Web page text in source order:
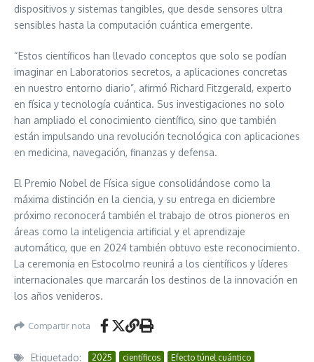
dispositivos y sistemas tangibles, que desde sensores ultra
sensibles hasta la computación cuántica emergente.
“Estos científicos han llevado conceptos que solo se podían
imaginar en Laboratorios secretos, a aplicaciones concretas
en nuestro entorno diario”, afirmó Richard Fitzgerald, experto
en física y tecnología cuántica. Sus investigaciones no solo
han ampliado el conocimiento científico, sino que también
están impulsando una revolución tecnológica con aplicaciones
en medicina, navegación, finanzas y defensa.
El Premio Nobel de Física sigue consolidándose como la
máxima distinción en la ciencia, y su entrega en diciembre
próximo reconocerá también el trabajo de otros pioneros en
áreas como la inteligencia artificial y el aprendizaje
automático, que en 2024 también obtuvo este reconocimiento.
La ceremonia en Estocolmo reunirá a los científicos y líderes
internacionales que marcarán los destinos de la innovación en
los años venideros.
Compartir nota
Etiquetado: 2025 científicos
Efecto túnel cuántico